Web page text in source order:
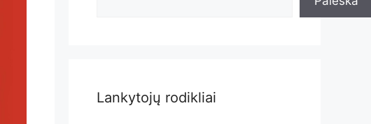
Lankytojų rodikliai